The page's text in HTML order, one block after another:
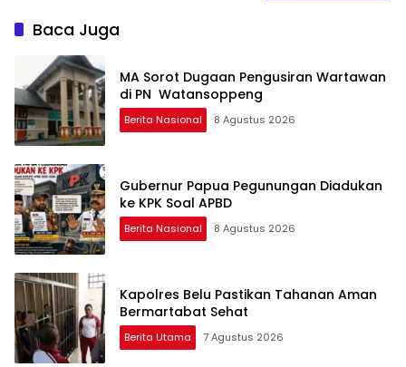
Baca Juga
MA Sorot Dugaan Pengusiran Wartawan
di PN Watansoppeng
Berita Nasional 8 Agustus 2026
Gubernur Papua Pegunungan Diadukan
ke KPK Soal APBD
Berita Nasional 8 Agustus 2026
Kapolres Belu Pastikan Tahanan Aman
Bermartabat Sehat
Berita Utama 7 Agustus 2026